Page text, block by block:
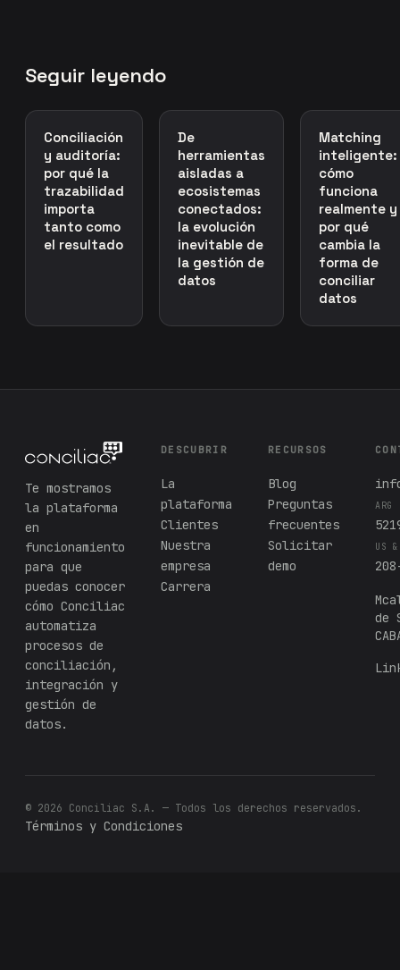
Seguir leyendo
Conciliación
y auditoría:
por qué la
trazabilidad
importa
tanto como
el resultado
De
herramientas
aisladas a
ecosistemas
conectados:
la evolución
inevitable de
la gestión de
datos
Matching
inteligente:
cómo
funciona
realmente y
por qué
cambia la
forma de
conciliar
datos
Te mostramos
la plataforma
en
funcionamiento
para que
puedas conocer
cómo Conciliac
automatiza
procesos de
conciliación,
integración y
gestión de
datos.
DESCUBRIR
La
plataforma
Clientes
Nuestra
empresa
Carrera
RECURSOS
Blog
Preguntas
frecuentes
Solicitar
demo
ARG
US
de
© 2026 Conciliac S.A. — Todos los derechos reservados.
Términos y Condiciones